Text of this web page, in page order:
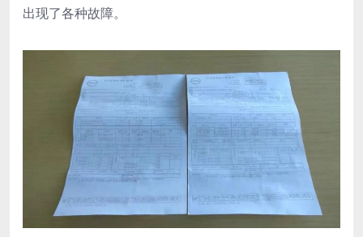
出现了各种故障。